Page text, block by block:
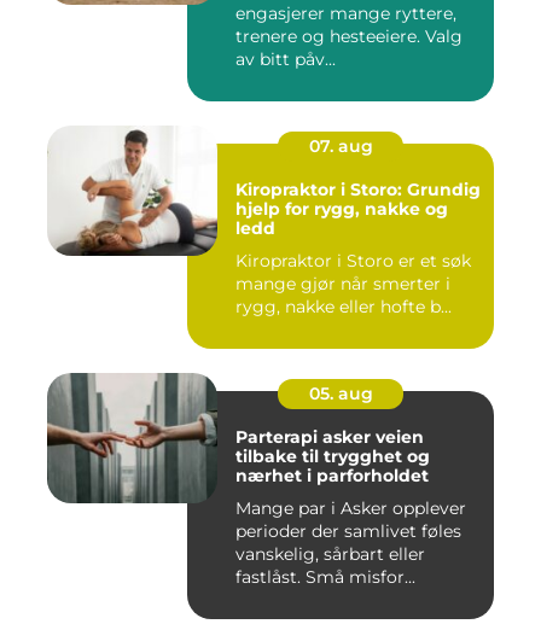
engasjerer mange ryttere,
trenere og hesteeiere. Valg
av bitt påv...
07. aug
Kiropraktor i Storo: Grundig
hjelp for rygg, nakke og
ledd
Kiropraktor i Storo er et søk
mange gjør når smerter i
rygg, nakke eller hofte b...
05. aug
Parterapi asker veien
tilbake til trygghet og
nærhet i parforholdet
Mange par i Asker opplever
perioder der samlivet føles
vanskelig, sårbart eller
fastlåst. Små misfor...